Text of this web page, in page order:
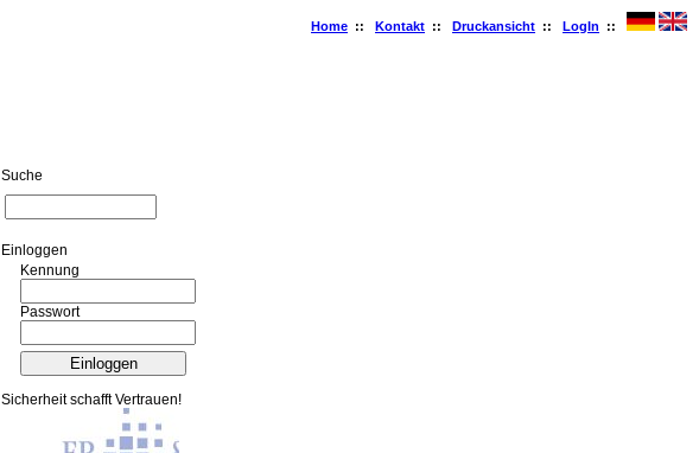
Home :: Kontakt :: Druckansicht :: LogIn ::
Suche
Ein­log­gen
Kennung
Passwort
Sicherheit schafft Vertrauen!